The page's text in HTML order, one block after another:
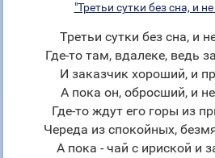
"Третьи сутки без сна, и
Третьи сутки без сна, и
Где-то там, вдалеке, ведь
И заказчик хороший, и
А пока он, обросший, и не
Где-то ждут его горы из
Череда из спокойных,
А пока - чай с ириской и